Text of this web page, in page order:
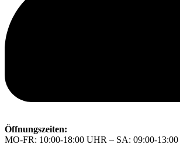
Öffnungszeiten:
MO-FR: 10:00-18:00 UHR – SA: 09:00-